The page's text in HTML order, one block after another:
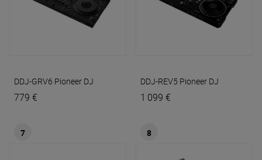
DDJ-GRV6 Pioneer DJ
779 €
DDJ-REV5 Pioneer DJ
1 099 €
7 8